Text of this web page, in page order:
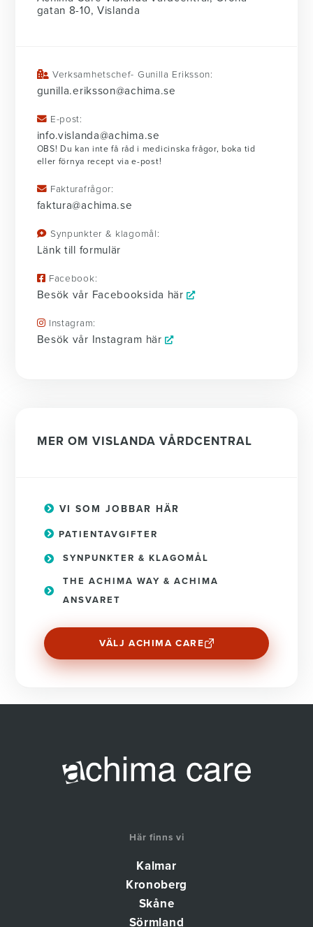
gatan 8-10, Vislanda
Verksamhetschef- Gunilla Eriksson:
gunilla.eriksson@achima.se
E-post:
info.vislanda@achima.se
OBS! Du kan inte få råd i medicinska frågor, boka tid
eller förnya recept via e-post!
Fakturafrågor:
faktura@achima.se
Synpunkter & klagomål:
Länk till formulär
Facebook:
Besök vår Facebooksida här
Instagram:
Besök vår Instagram här
MER OM VISLANDA VÅRDCENTRAL
VI SOM JOBBAR HÄR
PATIENTAVGIFTER
SYNPUNKTER & KLAGOMÅL
THE ACHIMA WAY & ACHIMA
ANSVARET
VÄLJ ACHIMA CARE
Här finns vi
Kalmar
Kronoberg
Skåne
Sörmland